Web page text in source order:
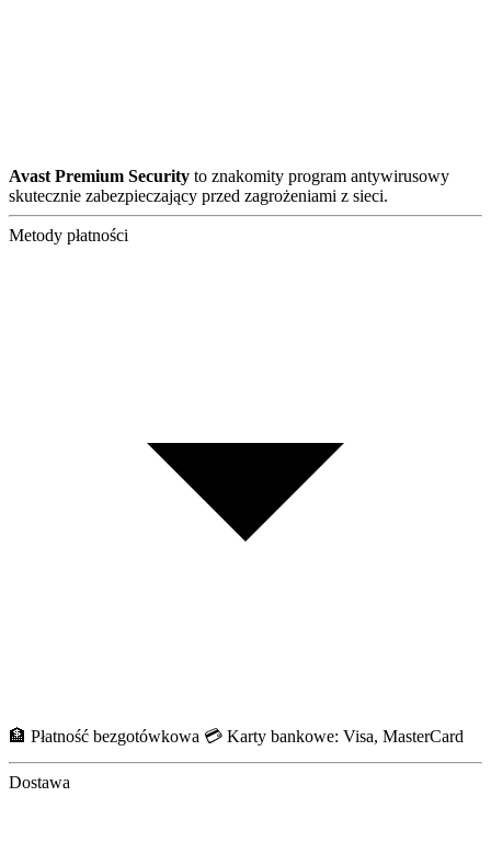
Avast Premium Security to znakomity program antywirusowy
skutecznie zabezpieczający przed zagrożeniami z sieci.
Metody płatności
🏦 Płatność bezgotówkowa 💳 Karty bankowe: Visa, MasterCard
Dostawa